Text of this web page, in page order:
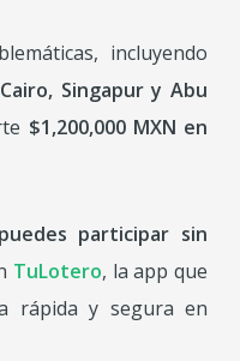
incluyendo
Singapur y Abu
$1,200,000 MXN en
puedes participar sin
TuLotero, la app que
rápida y segura en